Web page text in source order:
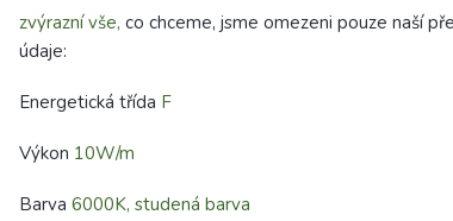
zvýrazní vše, co chceme, jsme omezeni pouze naší
údaje:
Energetická třída F
Výkon 10W/m
Barva 6000K, studená barva